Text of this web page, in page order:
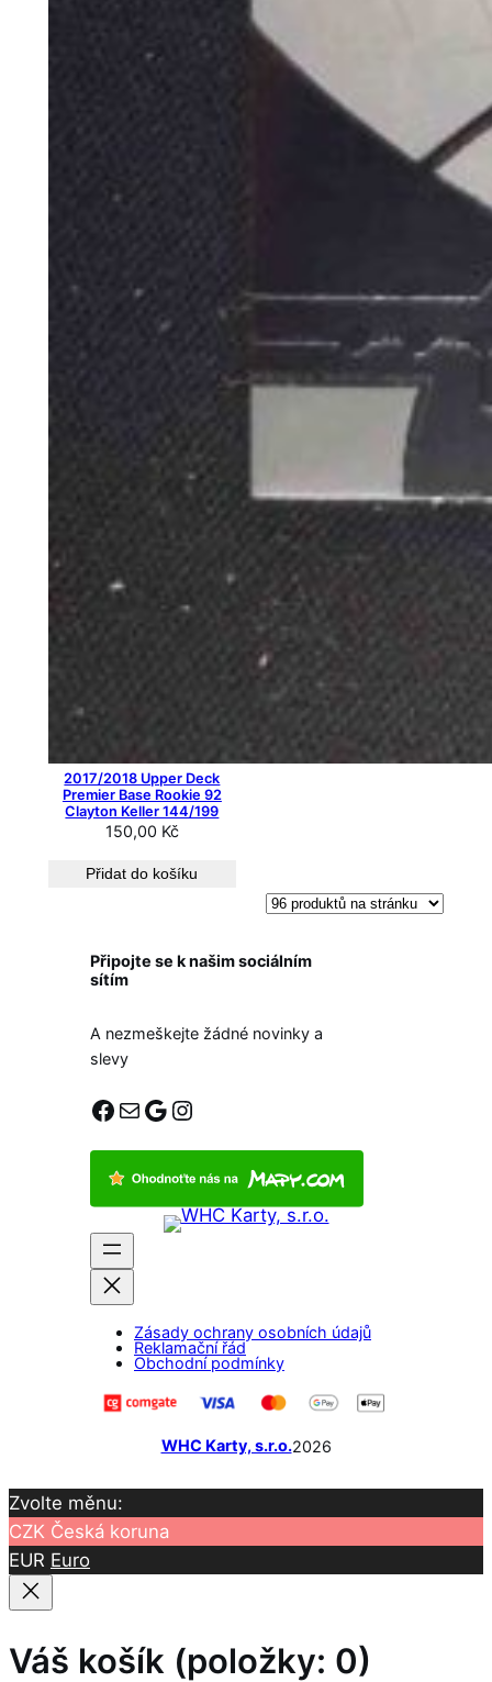
2017/2018 Upper Deck
Premier Base Rookie 92
Clayton Keller 144/199
150,00 Kč
Přidat do košíku
Připojte se k našim sociálním
sítím
A nezmeškejte žádné novinky a
slevy
Facebook E-mail Google Instagram
Zásady ochrany osobních údajů
Reklamační řád
Obchodní podmínky
WHC Karty, s.r.o.2026
Zvolte měnu:
CZK Česká koruna
EUR Euro
Váš košík (položky: 0)